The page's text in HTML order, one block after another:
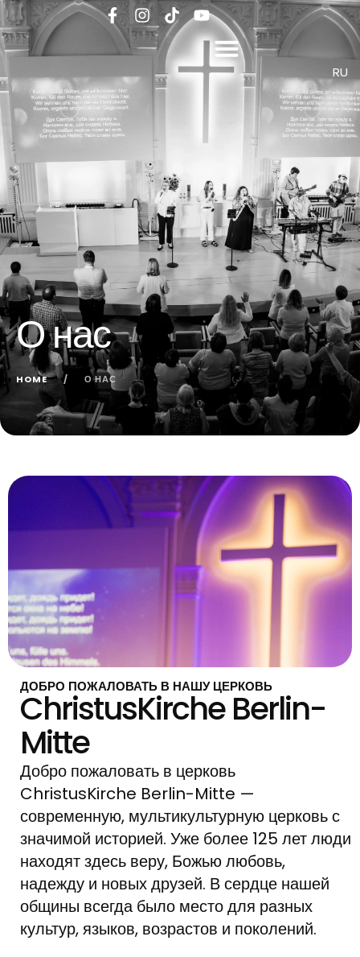
RU
О нас
HOME / О НАС
ДОБРО ПОЖАЛОВАТЬ В НАШУ ЦЕРКОВЬ
ChristusKirche Berlin-
Mitte
Добро пожаловать в церковь
ChristusKirche Berlin-Mitte —
современную, мультикультурную церковь с
значимой историей. Уже более 125 лет люди
находят здесь веру, Божью любовь,
надежду и новых друзей. В сердце нашей
общины всегда было место для разных
культур, языков, возрастов и поколений.